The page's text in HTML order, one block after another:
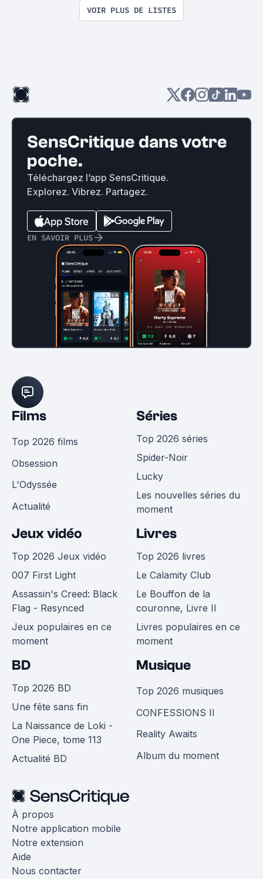
VOIR PLUS DE LISTES
SensCritique dans votre
poche.
Téléchargez l’app SensCritique.
Explorez. Vibrez. Partagez.
EN SAVOIR PLUS
Films
Top 2026 films
Obsession
L'Odyssée
Actualité
Séries
Top 2026 séries
Spider-Noir
Lucky
Les nouvelles séries du
moment
Jeux vidéo
Top 2026 Jeux vidéo
007 First Light
Assassin's Creed: Black
Flag - Resynced
Jeux populaires en ce
moment
Livres
Top 2026 livres
Le Calamity Club
Le Bouffon de la
couronne, Livre II
Livres populaires en ce
moment
BD
Top 2026 BD
Une fête sans fin
La Naissance de Loki -
One Piece, tome 113
Actualité BD
Musique
Top 2026 musiques
CONFESSIONS II
Reality Awaits
Album du moment
À propos
Notre application mobile
Notre extension
Aide
Nous contacter